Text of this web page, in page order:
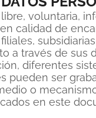
voluntaria,
calidad de
a través de
diferentes
pueden ser
o
en este